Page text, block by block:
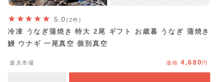
5.0(2件)
冷凍 うなぎ蒲焼き 特大 2尾 ギフト お歳暮 うなぎ 蒲焼き
鰻 ウナギ 一尾真空 個別真空
楽天市場 価格 4,680円